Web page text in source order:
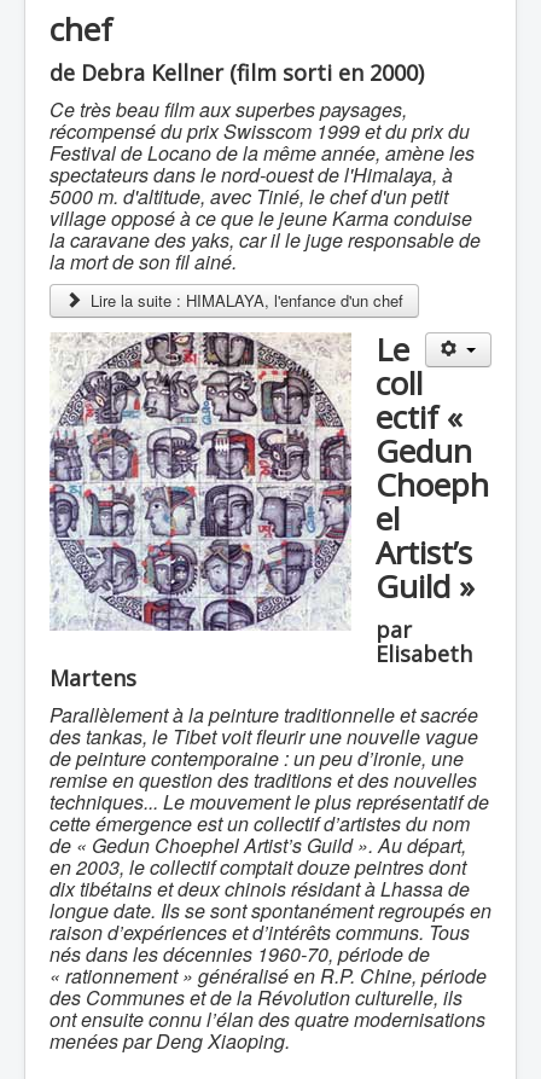
chef
de Debra Kellner (film sorti en 2000)
Ce très beau film aux superbes paysages,
récompensé du prix Swisscom 1999 et du prix du
Festival de Locano de la même année, amène les
spectateurs dans le nord-ouest de l'Himalaya, à
5000 m. d'altitude, avec Tinié, le chef d'un petit
village opposé à ce que le jeune Karma conduise
la caravane des yaks, car il le juge responsable de
la mort de son fil ainé.
Lire la suite : HIMALAYA, l'enfance d'un chef
Le
coll
ectif «
Gedun
Choeph
el
Artist’s
Guild »
par
Elisabeth
Martens
Parallèlement à la peinture traditionnelle et sacrée
des tankas, le Tibet voit fleurir une nouvelle vague
de peinture contemporaine : un peu d’ironie, une
remise en question des traditions et des nouvelles
techniques... Le mouvement le plus représentatif de
cette émergence est un collectif d’artistes du nom
de « Gedun Choephel Artist’s Guild ». Au départ,
en 2003, le collectif comptait douze peintres dont
dix tibétains et deux chinois résidant à Lhassa de
longue date. Ils se sont spontanément regroupés en
raison d’expériences et d’intérêts communs. Tous
nés dans les décennies 1960-70, période de
« rationnement » généralisé en R.P. Chine, période
des Communes et de la Révolution culturelle, ils
ont ensuite connu l’élan des quatre modernisations
menées par Deng Xiaoping.